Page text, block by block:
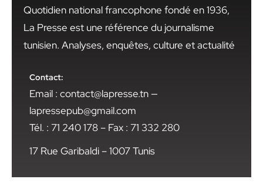
Quotidien national francophone fondé en 1936,
La Presse est une référence du journalisme
tunisien. Analyses, enquêtes, culture et actualité
Contact:
Email : contact@lapresse.tn —
lapressepub@gmail.com
Tél. : 71 240 178 – Fax : 71 332 280
17 Rue Garibaldi – 1007 Tunis